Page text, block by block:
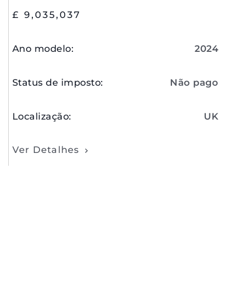
£ 9,035,037
Ano modelo: 2024
Status de imposto: Não pago
Localização: UK
Ver Detalhes